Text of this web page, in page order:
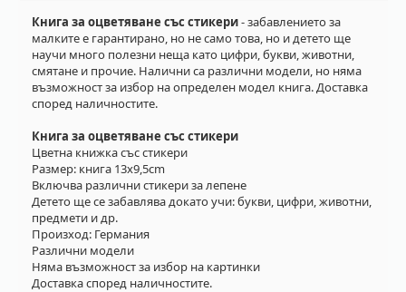
Книга за оцветяване със стикери- забавлението за
малките е гарантирано, но не само това, но и детето ще
научи много полезни неща като цифри, букви, животни,
смятане и прочие. Налични са различни модели, но няма
възможност за избор на определен модел книга. Доставка
според наличностите.
Книга за оцветяване със стикери
Цветна книжка със стикери
Размер: книга 13x9,5cm
Включва различни стикери за лепене
Детето ще се забавлява докато учи: букви, цифри, животни,
предмети и др.
Произход: Германия
Различни модели
Няма възможност за избор на картинки
Доставка според наличностите.